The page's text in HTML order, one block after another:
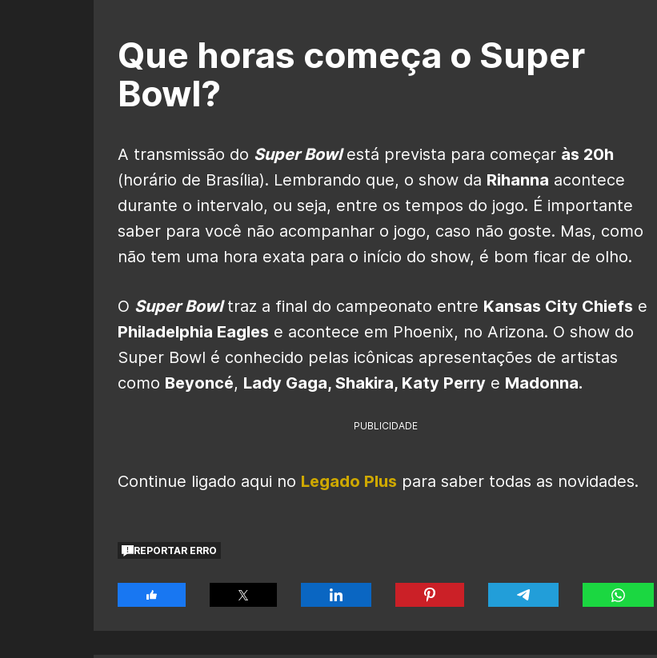
Que horas começa o Super
Bowl?
A transmissão do Super Bowlestá prevista para começar às 20h
(horário de Brasília). Lembrando que, o show da Rihanna acontece
durante o intervalo, ou seja, entre os tempos do jogo. É importante
saber para você não acompanhar o jogo, caso não goste. Mas, como
não tem uma hora exata para o início do show, é bom ficar de olho.
O Super Bowltraz a final do campeonato entre Kansas City Chiefs e
Philadelphia Eagles e acontece em Phoenix, no Arizona. O show do
Super Bowl é conhecido pelas icônicas apresentações de artistas
como Beyoncé, Lady Gaga, Shakira, Katy Perry e Madonna.
PUBLICIDADE
Continue ligado aqui no Legado Plus para saber todas as novidades.
REPORTAR ERRO